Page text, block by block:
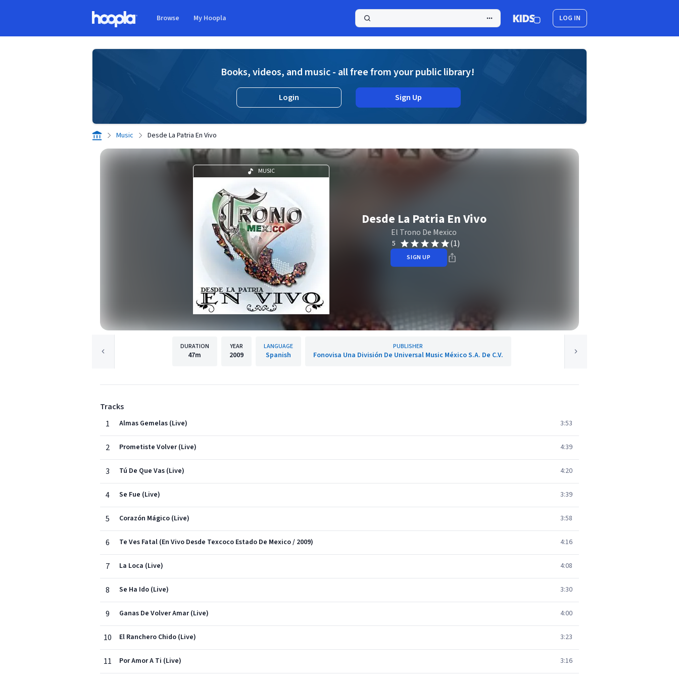
Browse My Hoopla LOG IN
Books, videos, and music - all free from your public library!
Login Sign Up
Music Desde La Patria En Vivo
MUSIC
Desde La Patria En Vivo
El Trono De Mexico
5 (1)
SIGN UP
DURATION
47m
YEAR
2009
LANGUAGE
Spanish
PUBLISHER
Fonovisa Una División De Universal Music México S.A. De C.V.
Tracks
1
Almas Gemelas (Live) 3:53
2 Prometiste Volver (Live) 4:39
3 Tú De Que Vas (Live) 4:20
4 Se Fue (Live) 3:39
5 Corazón Mágico (Live) 3:58
6 Te Ves Fatal (En Vivo Desde Texcoco Estado De Mexico / 2009) 4:16
7 La Loca (Live) 4:08
8 Se Ha Ido (Live) 3:30
9 Ganas De Volver Amar (Live) 4:00
10 El Ranchero Chido (Live) 3:23
11 Por Amor A Ti (Live) 3:16